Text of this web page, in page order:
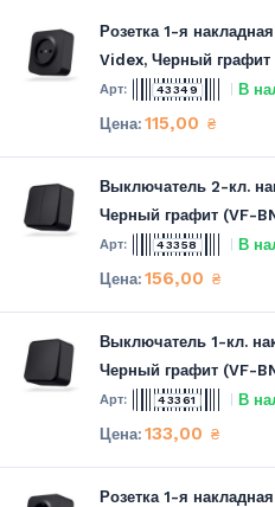
Розетка 1-я
Videx, Черный графит
43349 В
115,00 ₴
Выключатель 2-кл.
Черный графит (VF-
43358 В
156,00 ₴
Выключатель 1-кл.
Черный графит (VF-
43361 В
133,00 ₴
Розетка 1-я